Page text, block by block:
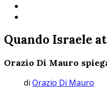
Quando Israele
Orazio Di Mauro
di Orazio Di Mauro